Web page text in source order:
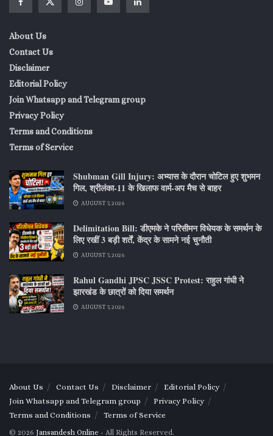
About Us
Contact Us
Disclaimer
Editorial Policy
Join Whatsapp and Telegram group
Privacy Policy
Terms and Conditions
Terms of Service
Shubman Gill Injury: अभ्यास के दौरान चोटिल हुए शुभमन
गिल, श्रीलंका-11 के खिलाफ वार्म-अप मैच से बाहर
AUGUST 7, 2026
Delimitation Bill: डीएमके ने परिसीमन विधेयक के समर्थन के
लिए रखीं 3 बड़ी शर्तें, केंद्र के सामने नई चुनौती
AUGUST 7, 2026
Rahul Gandhi JPSC JSSC Protest: राहुल गांधी ने
झारखंड के छात्रों को दिया समर्थन
AUGUST 7, 2026
About Us Contact Us Disclaimer
Editorial Policy
Join Whatsapp and Telegram group
Privacy Policy
Terms and Conditions
Terms of Service
© 2026 Jansandesh Online - All Rights Reserved.